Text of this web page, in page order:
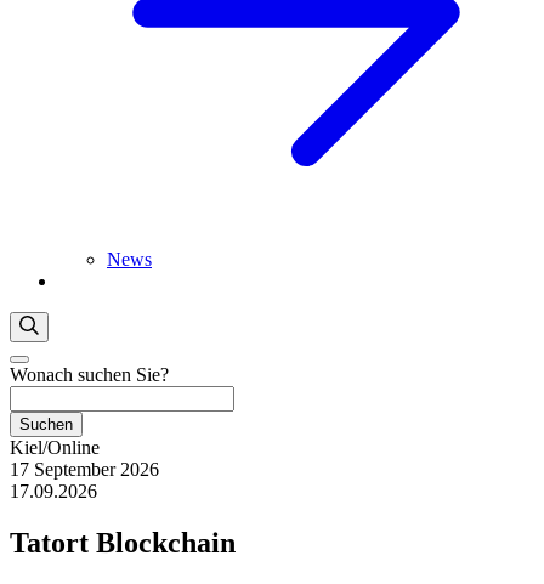
News
Wonach suchen Sie?
Suchen
Kiel/Online
17 September 2026
17.09.2026
Tatort Blockchain